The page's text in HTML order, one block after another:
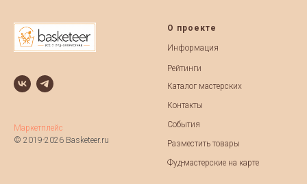
Маркетплейс
© 2019-2026 Basketeer.ru
О проекте
Информация
Рейтинги
Каталог мастерских
Контакты
События
Разместить товары
Фуд-мастерские на карте